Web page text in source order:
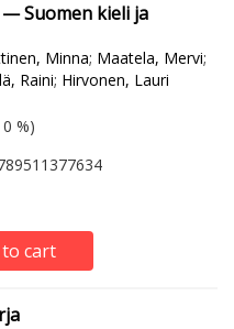
Suomen kieli ja
Minna; Maatela, Mervi;
Raini; Hirvonen, Lauri
%)
cart